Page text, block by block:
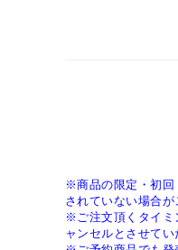
※商品の限定・初回
されていない場合が
※ご注文頂くタイミ
ャンセルとさせて